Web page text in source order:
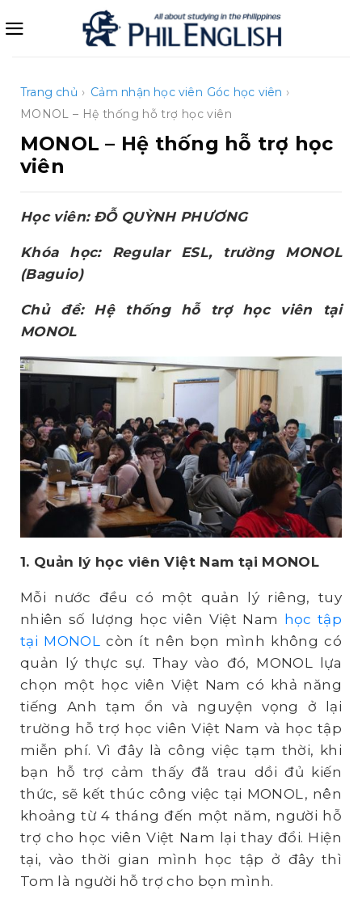
qua
Trang chủ › Cảm nhận học viên Góc học viên ›
MONOL – Hệ thống hỗ trợ học viên
MONOL – Hệ thống hỗ trợ học
viên
Học viên: ĐỖ QUỲNH PHƯƠNG
Khóa học: Regular ESL, trường MONOL
(Baguio)
Chủ đề: Hệ thống hỗ trợ học viên tại
MONOL
1. Quản lý học viên Việt Nam tại MONOL
Mỗi nước đều có một quản lý riêng, tuy
nhiên số lượng học viên Việt Nam học tập
tại MONOL
còn ít nên bọn mình không có
quản lý thực sự. Thay vào đó, MONOL lựa
chọn một học viên Việt Nam có khả năng
tiếng Anh tạm ổn và nguyện vọng ở lại
trường hỗ trợ học viên Việt Nam và học tập
miễn phí. Vì đây là công việc tạm thời, khi
bạn hỗ trợ cảm thấy đã trau dồi đủ kiến
thức, sẽ kết thúc công việc tại MONOL, nên
khoảng từ 4 tháng đến một năm, người hỗ
trợ cho học viên Việt Nam lại thay đổi. Hiện
tại, vào thời gian mình học tập ở đây thì
Tom là người hỗ trợ cho bọn mình.